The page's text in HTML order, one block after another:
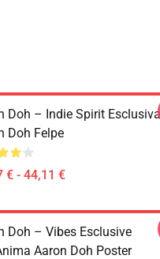
Doh – Indie Spirit Esclusiva
Doh Felpe
€ - 44,11 €
Doh – Vibes Esclusive
Aaron Doh Poster